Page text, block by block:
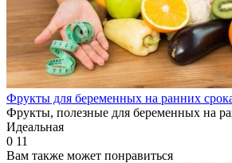
Фрукты для беременных на ранних
Фрукты, полезные для беременных на
Идеальная
0 11
Вам также может понравиться